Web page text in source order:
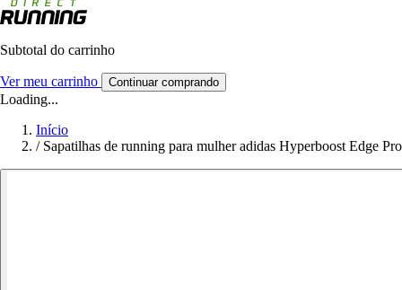
Subtotal do carrinho
Ver meu carrinho Continuar comprando
Loading...
Início
/ Sapatilhas de running para mulher adidas Hyperboost Edge Pro